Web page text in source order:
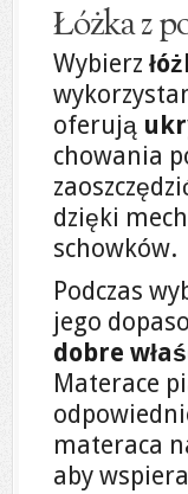
Łóżka z
Wybierz
oferują
chowania
dzięki
schowków.
Podczas
jego
dobre
Materace
materaca
aby